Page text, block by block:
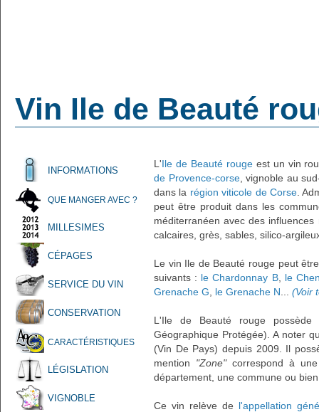
Vin Ile de Beauté
INFORMATIONS
QUE MANGER AVEC ?
MILLESIMES
CÉPAGES
SERVICE DU VIN
CONSERVATION
CARACTÉRISTIQUES
LÉGISLATION
VIGNOBLE
L'Ile de Beauté rougeest un vin
de Provence-corse, vignoble au
dans la région viticole de Corse .
peut être produit dans les
méditerranéen avec des
calcaires, grès, sables, silico-
Le vin Ile de Beauté rouge peut
suivants : le Chardonnay B, le
Grenache G
le Grenache N (Voir
L'Ile de Beauté rouge
Géographique Protégée). A noter
(Vin De Pays) depuis 2009. Il
mention "Zone"correspond à
département, une commune ou
Ce vin relève de l'appellation